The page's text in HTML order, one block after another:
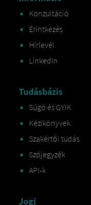
Konzultáció
Érintkezés
Hírlevél
LinkedIn
Tudásbázis
Súgó és GYIK
Kézikönyvek
Szakértői tudás
Szójegyzék
API-k
Jogi